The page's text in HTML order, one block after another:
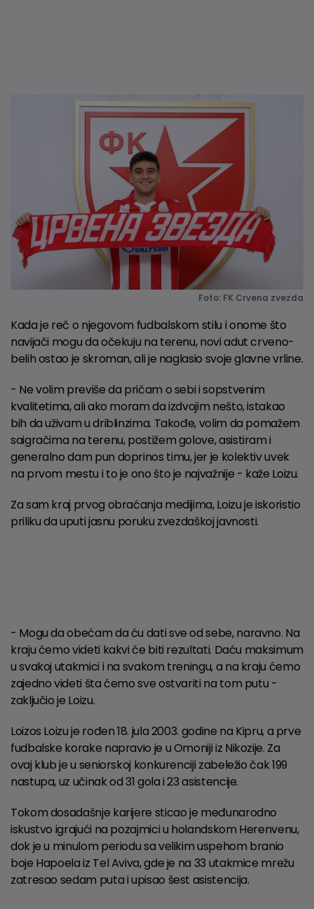
Foto: FK Crvena zvezda
Kada je reč o njegovom fudbalskom stilu i onome što
navijači mogu da očekuju na terenu, novi adut crveno-
belih ostao je skroman, ali je naglasio svoje glavne vrline.
- Ne volim previše da pričam o sebi i sopstvenim
kvalitetima, ali ako moram da izdvojim nešto, istakao
bih da uživam u driblinzima. Takođe, volim da pomažem
saigračima na terenu, postižem golove, asistiram i
generalno dam pun doprinos timu, jer je kolektiv uvek
na prvom mestu i to je ono što je najvažnije - kaže Loizu.
Za sam kraj prvog obraćanja medijima, Loizu je iskoristio
priliku da uputi jasnu poruku zvezdaškoj javnosti.
- Mogu da obećam da ću dati sve od sebe, naravno. Na
kraju ćemo videti kakvi će biti rezultati. Daću maksimum
u svakoj utakmici i na svakom treningu, a na kraju ćemo
zajedno videti šta ćemo sve ostvariti na tom putu -
zaključio je Loizu.
Loizos Loizu je rođen 18. jula 2003. godine na Kipru, a prve
fudbalske korake napravio je u Omoniji iz Nikozije. Za
ovaj klub je u seniorskoj konkurenciji zabeležio čak 199
nastupa, uz učinak od 31 gola i 23 asistencije.
Tokom dosadašnje karijere sticao je međunarodno
iskustvo igrajući na pozajmici u holandskom Herenvenu,
dok je u minulom periodu sa velikim uspehom branio
boje Hapoela iz Tel Aviva, gde je na 33 utakmice mrežu
zatresao sedam puta i upisao šest asistencija.